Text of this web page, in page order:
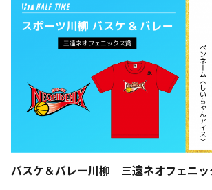
バスケ＆バレー川柳 三遠ネオフェニッ